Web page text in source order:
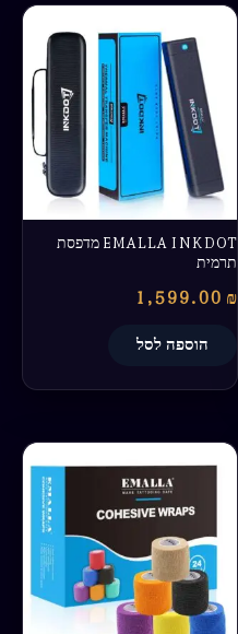
EMALLA INKDOT מדפסת
תרמית
1,599.00 ₪
הוספה לסל
סוגים.
ניתן
לבחור
את